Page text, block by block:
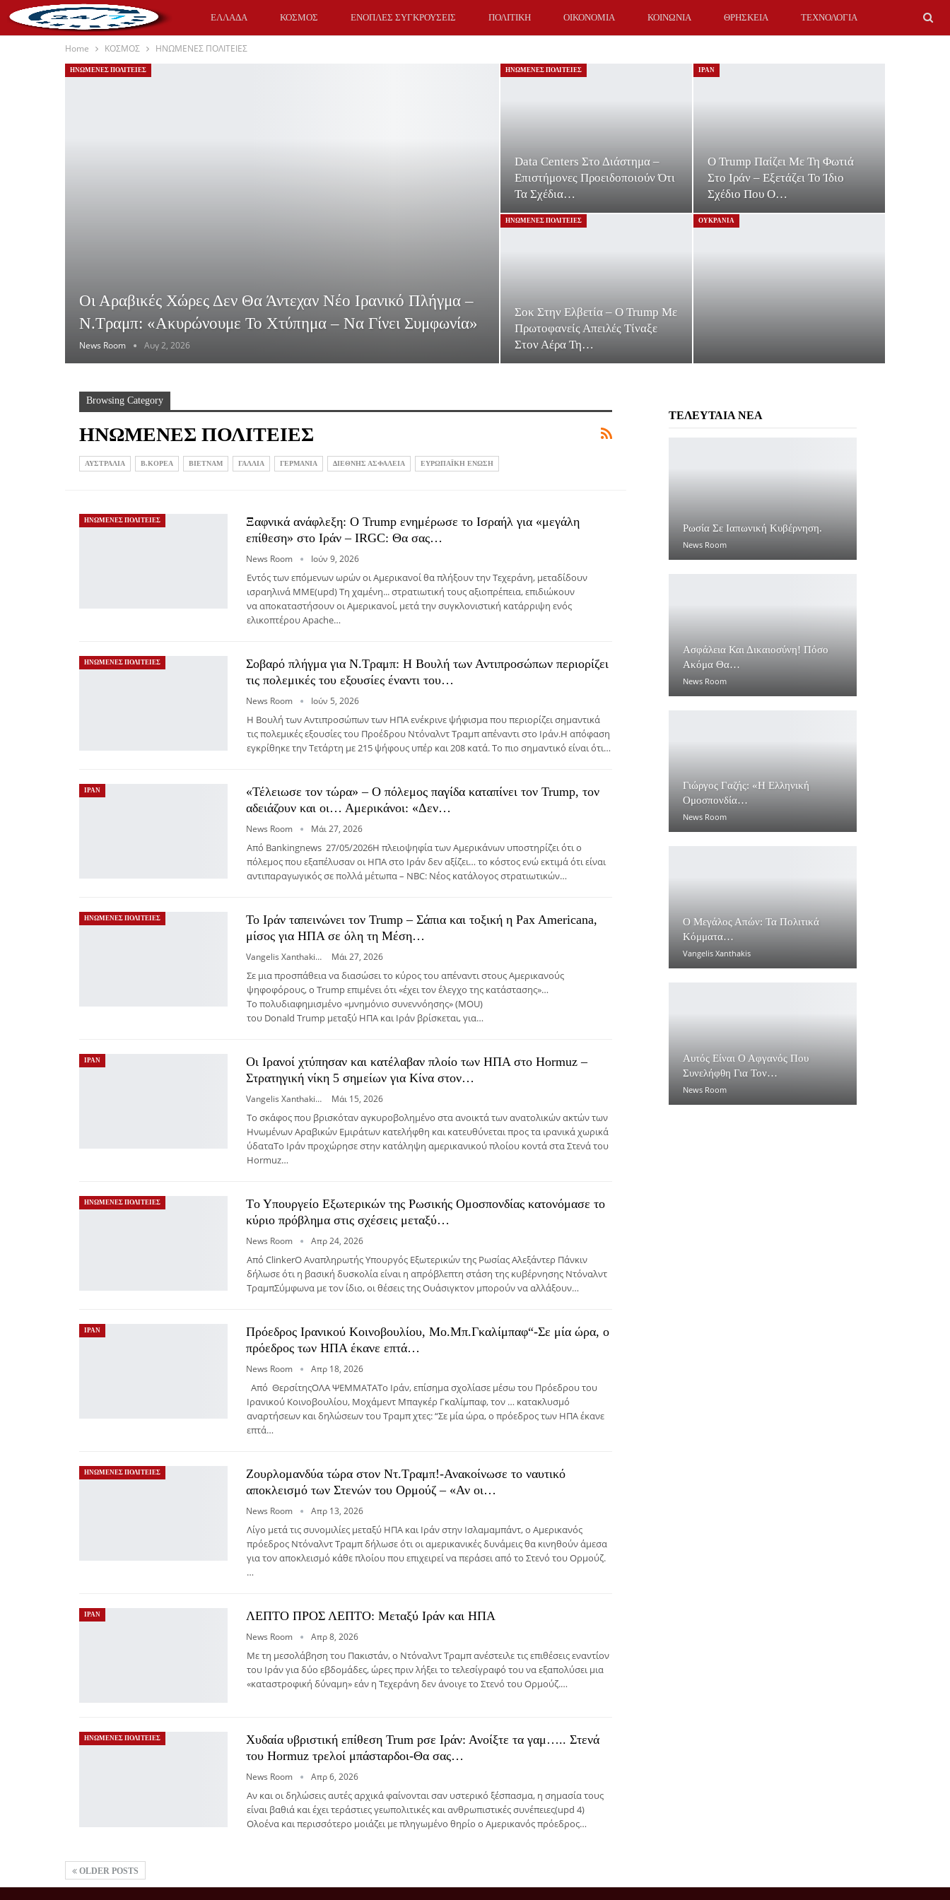
ΕΛΛΑΔΑ ΚΟΣΜΟΣ ΕΝΟΠΛΕΣ ΣΥΓΚΡΟΥΣΕΙΣ ΠΟΛΙΤΙΚΗ ΟΙΚΟΝΟΜΙΑ ΚΟΙΝΩΝΙΑ ΘΡΗΣΚΕΙΑ ΤΕΧΝΟΛΟΓΙΑ
ΥΓΕΙΑ
Home ΚΟΣΜΟΣ ΗΝΩΜΕΝΕΣ ΠΟΛΙΤΕΙΕΣ
ΗΝΩΜΕΝΕΣ ΠΟΛΙΤΕΙΕΣ
Οι Αραβικές Χώρες Δεν Θα Άντεχαν Νέο Ιρανικό Πλήγμα –
Ν.Τραμπ: «Ακυρώνουμε Το Χτύπημα – Να Γίνει Συμφωνία»
News Room Αυγ 2, 2026
ΗΝΩΜΕΝΕΣ ΠΟΛΙΤΕΙΕΣ
Data Centers Στο Διάστημα –
Επιστήμονες Προειδοποιούν Ότι
Τα Σχέδια…
ΙΡΑΝ
Ο Trump Παίζει Με Τη Φωτιά
Στο Ιράν – Εξετάζει Το Ίδιο
Σχέδιο Που Ο…
ΗΝΩΜΕΝΕΣ ΠΟΛΙΤΕΙΕΣ
Σοκ Στην Ελβετία – Ο Trump Με
Πρωτοφανείς Απειλές Τίναξε
Στον Αέρα Τη…
ΟΥΚΡΑΝΙΑ
Browsing Category
ΗΝΩΜΕΝΕΣ ΠΟΛΙΤΕΙΕΣ
ΑΥΣΤΡΑΛΙΑ Β.ΚΟΡΕΑ ΒΙΕΤΝΑΜ ΓΑΛΛΙΑ ΓΕΡΜΑΝΙΑ ΔΙΕΘΝΗΣ ΑΣΦΑΛΕΙΑ ΕΥΡΩΠΑΪΚΗ ΕΝΩΣΗ
ΗΝΩΜΕΝΕΣ ΠΟΛΙΤΕΙΕΣ
Ξαφνικά ανάφλεξη: Ο Trump ενημέρωσε το Ισραήλ για «μεγάλη
επίθεση» στο Ιράν – IRGC: Θα σας…
News Room Ιούν 9, 2026
Εντός των επόμενων ωρών οι Αμερικανοί θα πλήξουν την Τεχεράνη, μεταδίδουν
ισραηλινά ΜΜΕ(upd) Τη χαμένη... στρατιωτική τους αξιοπρέπεια, επιδιώκουν
να αποκαταστήσουν οι Αμερικανοί, μετά την συγκλονιστική κατάρριψη ενός
ελικοπτέρου Apache…
ΗΝΩΜΕΝΕΣ ΠΟΛΙΤΕΙΕΣ
Σοβαρό πλήγμα για N.Τραμπ: Η Βουλή των Αντιπροσώπων περιορίζει
τις πολεμικές του εξουσίες έναντι του…
News Room Ιούν 5, 2026
Η Βουλή των Αντιπροσώπων των ΗΠΑ ενέκρινε ψήφισμα που περιορίζει σημαντικά
τις πολεμικές εξουσίες του Προέδρου Ντόναλντ Τραμπ απέναντι στο Ιράν.Η απόφαση
εγκρίθηκε την Τετάρτη με 215 ψήφους υπέρ και 208 κατά. Το πιο σημαντικό είναι ότι…
ΙΡΑΝ
«Τέλειωσε τον τώρα» – Ο πόλεμος παγίδα καταπίνει τον Trump, τον
αδειάζουν και οι… Αμερικάνοι: «Δεν…
News Room Μάι 27, 2026
Από Βankingnews 27/05/2026Η πλειοψηφία των Αμερικάνων υποστηρίζει ότι ο
πόλεμος που εξαπέλυσαν οι ΗΠΑ στο Ιράν δεν αξίζει… το κόστος ενώ εκτιμά ότι είναι
αντιπαραγωγικός σε πολλά μέτωπα – ΝBC: Νέος κατάλογος στρατιωτικών…
ΗΝΩΜΕΝΕΣ ΠΟΛΙΤΕΙΕΣ
Το Ιράν ταπεινώνει τον Trump – Σάπια και τοξική η Pax Americana,
μίσος για ΗΠΑ σε όλη τη Μέση…
Vangelis Xanthakis Μάι 27, 2026
Σε μια προσπάθεια να διασώσει το κύρος του απέναντι στους Αμερικανούς
ψηφοφόρους, ο Trump επιμένει ότι «έχει τον έλεγχο της κατάστασης»…
Το πολυδιαφημισμένο «μνημόνιο συνεννόησης» (MOU)
του Donald Trump μεταξύ ΗΠΑ και Ιράν βρίσκεται, για…
ΙΡΑΝ
Οι Ιρανοί χτύπησαν και κατέλαβαν πλοίο των ΗΠΑ στο Hormuz –
Στρατηγική νίκη 5 σημείων για Κίνα στον…
Vangelis Xanthakis Μάι 15, 2026
Το σκάφος που βρισκόταν αγκυροβολημένο στα ανοικτά των ανατολικών ακτών των
Ηνωμένων Αραβικών Εμιράτων κατελήφθη και κατευθύνεται προς τα ιρανικά χωρικά
ύδαταΤο Ιράν προχώρησε στην κατάληψη αμερικανικού πλοίου κοντά στα Στενά του
Hormuz…
ΗΝΩΜΕΝΕΣ ΠΟΛΙΤΕΙΕΣ
Tο Υπουργείο Εξωτερικών της Ρωσικής Ομοσπονδίας κατονόμασε το
κύριο πρόβλημα στις σχέσεις μεταξύ…
News Room Απρ 24, 2026
Από ClinkerΟ Αναπληρωτής Υπουργός Εξωτερικών της Ρωσίας Αλεξάντερ Πάνκιν
δήλωσε ότι η βασική δυσκολία είναι η απρόβλεπτη στάση της κυβέρνησης Ντόναλντ
ΤραμπΣύμφωνα με τον ίδιο, οι θέσεις της Ουάσιγκτον μπορούν να αλλάξουν…
ΙΡΑΝ
Πρόεδρος Ιρανικού Κοινοβουλίου, Μο.Μπ.Γκαλίμπαφ“-Σε μία ώρα, ο
πρόεδρος των ΗΠΑ έκανε επτά…
News Room Απρ 18, 2026
Από ΘερσίτηςΟΛΑ ΨΕΜΜΑΤΑΤο Ιράν, επίσημα σχολίασε μέσω του Πρόεδρου του
Ιρανικού Κοινοβουλίου, Μοχάμεντ Μπαγκέρ Γκαλίμπαφ, τον … κατακλυσμό
αναρτήσεων και δηλώσεων του Τραμπ χτες: “Σε μία ώρα, ο πρόεδρος των ΗΠΑ έκανε
επτά…
ΗΝΩΜΕΝΕΣ ΠΟΛΙΤΕΙΕΣ
Ζουρλομανδύα τώρα στον Ντ.Τραμπ!-Ανακοίνωσε το ναυτικό
αποκλεισμό των Στενών του Ορμούζ – «Αν οι…
News Room Απρ 13, 2026
Λίγο μετά τις συνομιλίες μεταξύ ΗΠΑ και Ιράν στην Ισλαμαμπάντ, ο Αμερικανός
πρόεδρος Ντόναλντ Τραμπ δήλωσε ότι οι αμερικανικές δυνάμεις θα κινηθούν άμεσα
για τον αποκλεισμό κάθε πλοίου που επιχειρεί να περάσει από το Στενό του Ορμούζ.
…
ΙΡΑΝ ΛΕΠΤΟ ΠΡΟΣ ΛΕΠΤΟ: Mεταξύ Ιράν και ΗΠΑ
News Room Απρ 8, 2026
Με τη μεσολάβηση του Πακιστάν, ο Ντόναλντ Τραμπ ανέστειλε τις επιθέσεις εναντίον
του Ιράν για δύο εβδομάδες, ώρες πριν λήξει το τελεσίγραφό του να εξαπολύσει μια
«καταστροφική δύναμη» εάν η Τεχεράνη δεν άνοιγε το Στενό του Ορμούζ.…
ΗΝΩΜΕΝΕΣ ΠΟΛΙΤΕΙΕΣ
Χυδαία υβριστική επίθεση Trum pσε Ιράν: Ανοίξτε τα γαμ….. Στενά
του Hormuz τρελοί μπάσταρδοι-Θα σας…
News Room Απρ 6, 2026
Αν και οι δηλώσεις αυτές αρχικά φαίνονται σαν υστερικό ξέσπασμα, η σημασία τους
είναι βαθιά και έχει τεράστιες γεωπολιτικές και ανθρωπιστικές συνέπειες(upd 4)
Ολοένα και περισσότερο μοιάζει με πληγωμένο θηρίο ο Αμερικανός πρόεδρος…
OLDER POSTS
ΤΕΛΕΥΤΑΙΑ ΝΕΑ
Ρωσία Σε Ιαπωνική Κυβέρνηση.
News Room
Ασφάλεια Και Δικαιοσύνη! Πόσο
Ακόμα Θα…
News Room
Γιώργος Γαζής: «Η Ελληνική
Ομοσπονδία…
News Room
Ο Μεγάλος Απών: Τα Πολιτικά
Κόμματα…
Vangelis Xanthakis
Αυτός Είναι Ο Αφγανός Που
Συνελήφθη Για Τον…
News Room